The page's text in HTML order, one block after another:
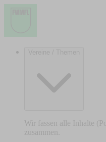
Vereine / Themen
Wir fassen alle Inhalte
zusammen.